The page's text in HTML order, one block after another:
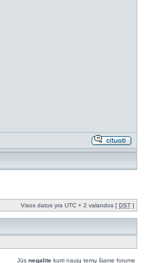
Visos datos yra UTC + 2 valandos [ DST ]
Jūs negalite kurti naujų temų šiame forume